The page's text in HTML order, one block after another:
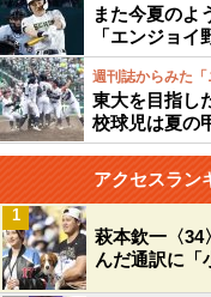
また今夏のよ
「エンジョ
週刊誌からみた「
東大を目指し
校球児は夏の
アクセスラン
萩本欽一〈
んだ通訳に「
1